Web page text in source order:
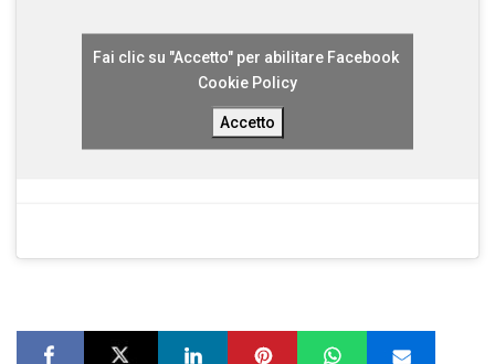
Fai clic su "Accetto" per abilitare Facebook
Cookie Policy
Accetto